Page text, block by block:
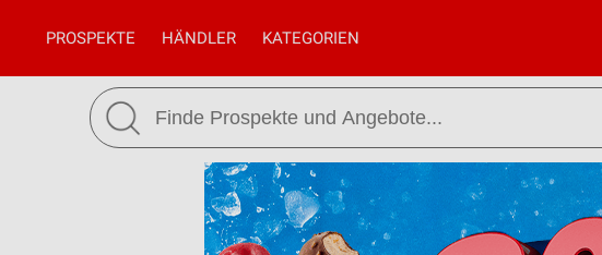
PROSPEKTE HÄNDLER KATEGORIEN